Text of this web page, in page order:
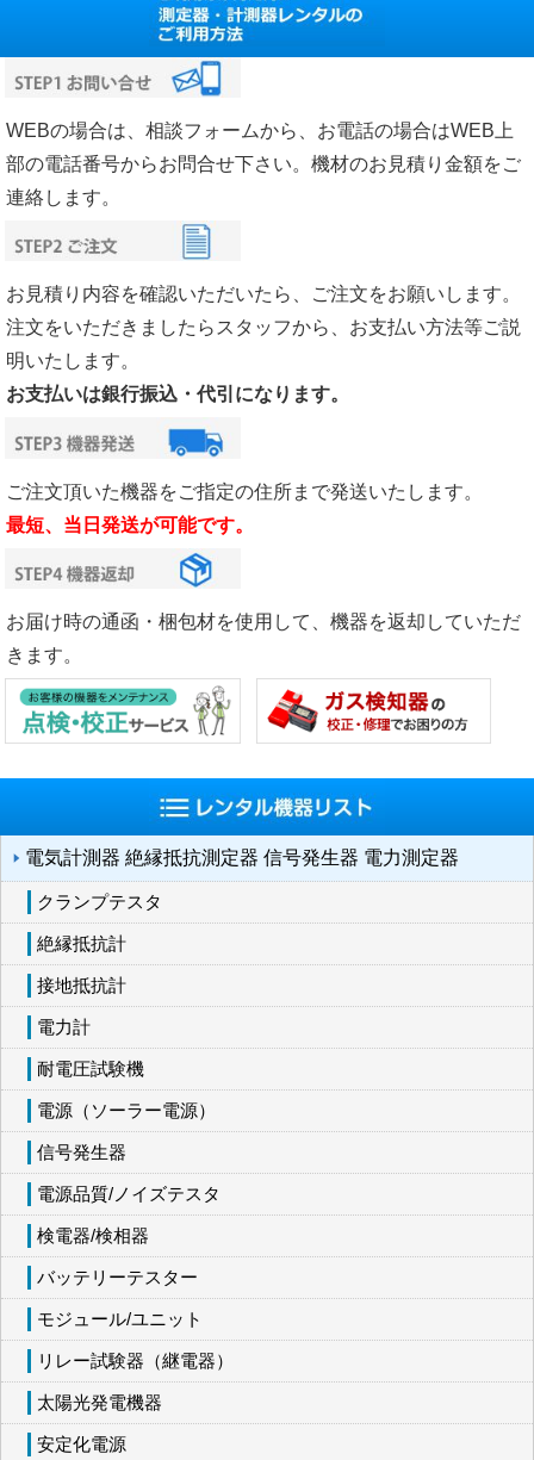
WEBの場合は、相談フォームから、お電話の場合はWEB上
部の電話番号からお問合せ下さい。機材のお見積り金額をご
連絡します。
お見積り内容を確認いただいたら、ご注文をお願いします。
注文をいただきましたらスタッフから、お支払い方法等ご説
明いたします。
お支払いは銀行振込・代引になります。
ご注文頂いた機器をご指定の住所まで発送いたします。
最短、当日発送が可能です。
お届け時の通函・梱包材を使用して、機器を返却していただ
きます。
電気計測器 絶縁抵抗測定器 信号発生器 電力測定器
クランプテスタ
絶縁抵抗計
接地抵抗計
電力計
耐電圧試験機
電源（ソーラー電源）
信号発生器
電源品質/ノイズテスタ
検電器/検相器
バッテリーテスター
モジュール/ユニット
リレー試験器（継電器）
太陽光発電機器
安定化電源